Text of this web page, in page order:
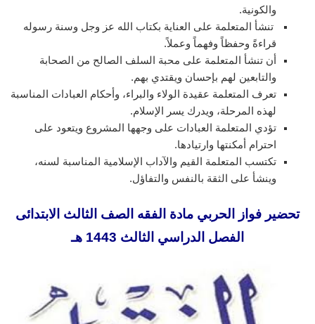
والكونية.
تنشأ المتعلمة على العناية بكتاب الله عز وجل وسنة رسوله
قراءةً وحفظاً وفهماً وعملاً.
أن تنشأ المتعلمة على محبة السلف الصالح من الصحابة
والتابعين لهم بإحسان ويقتدي بهم.
تعرف المتعلمة عقيدة الولاء والبراء، وأحكام العبادات المناسبة
لهذه المرحلة، ويدرك يسر الإسلام.
تؤدي المتعلمة العبادات على وجهها المشروع ويتعود على
احترام أمكنتها وارتيادها.
تكتسب المتعلمة القيم والآداب الإسلامية المناسبة لسنه،
وينشأ على الثقة بالنفس والتفاؤل.
تحضير فواز الحربي مادة الفقه الصف الثالث الابتدائى
الفصل الدراسي الثالث 1443 هـ